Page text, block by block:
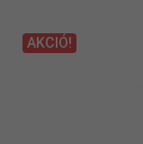
AKCIÓ!